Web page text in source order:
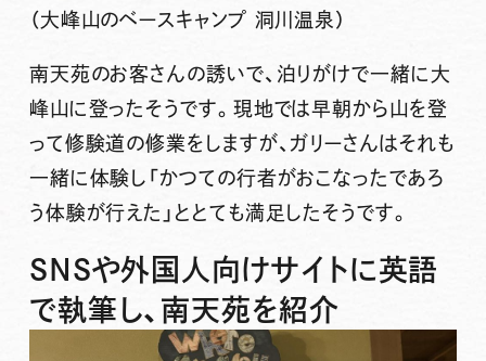
（大峰山のベースキャンプ 洞川温泉）
南天苑のお客さんの誘いで、泊りがけで一緒に大
峰山に登ったそうです。現地では早朝から山を登
って修験道の修業をしますが、ガリーさんはそれも
一緒に体験し 「かつての行者がおこなったであろ
う体験が行えた」 ととても満足したそうです。
SNSや外国人向けサイトに英語
で執筆し、南天苑を紹介